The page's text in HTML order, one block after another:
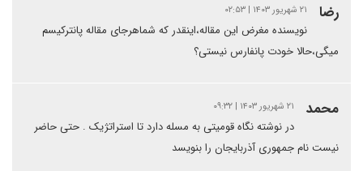
رضا ۲۱ شهریور ۱۴۰۳ | ۰۲:۵۳
نویسنده مغرض این مقاله،اینقدر که شماهرجای مقاله پانترکیسم
میگی،حالا خودت پانفارس نیستی؟
محمد ۲۱ شهریور ۱۴۰۳ | ۰۹:۳۲
در نوشته نگاه قومیتی به مسله دارد تا استراتژیک . حتی حاضر
نیست نام جمهوری آذربایجان را بنویسد